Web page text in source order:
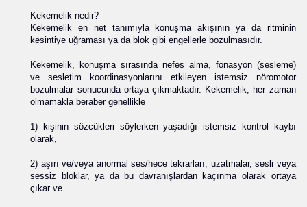
Kekemelik nedir?
Kekemelik en net tanımıyla konuşma akışının ya da ritminin
kesintiye uğraması ya da blok gibi engellerle bozulmasıdır.
Kekemelik, konuşma sırasında nefes alma, fonasyon (sesleme)
ve sesletim koordinasyonlarını etkileyen istemsiz nöromotor
bozulmalar sonucunda ortaya çıkmaktadır. Kekemelik, her zaman
olmamakla beraber genellikle
1) kişinin sözcükleri söylerken yaşadığı istemsiz kontrol kaybı
olarak,
2) aşırı ve/veya anormal ses/hece tekrarları, uzatmalar, sesli veya
sessiz bloklar, ya da bu davranışlardan kaçınma olarak ortaya
çıkar ve